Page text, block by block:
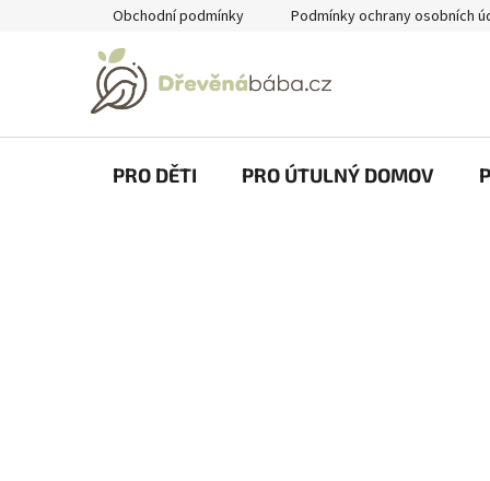
Obchodní podmínky Podmínky ochrany osobních
PRO DĚTI PRO ÚTULNÝ DOMOV